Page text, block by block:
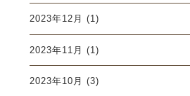
2023年12月 (1)
2023年11月 (1)
2023年10月 (3)